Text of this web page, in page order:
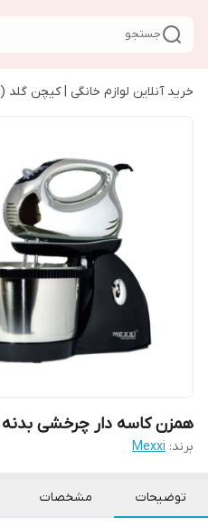
جستجو
خرید آنلاین لوازم خانگی | کیچن گلد (Kitchen Gold)
همزن کاسه دار چرخشی بدنه
برند: Mexxi
توضیحات مشخصات